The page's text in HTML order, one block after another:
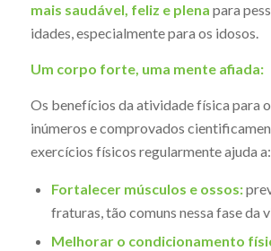
mais saudável, feliz e plena para
idades, especialmente para os idosos.
Um corpo forte, uma mente afiada:
Os benefícios da atividade física para
inúmeros e comprovados
exercícios físicos regularmente ajuda a:
Fortalecer músculos e ossos:
fraturas, tão comuns nessa fase da
Melhorar o condicionamento